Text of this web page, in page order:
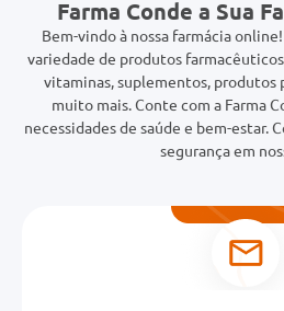
Farma Conde a Sua
Bem-vindo à nossa farmácia
variedade de produtos
vitaminas, suplementos, produtos
muito mais. Conte com a Farma
necessidades de saúde e bem-estar.
segurança em